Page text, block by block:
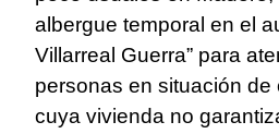
albergue temporal en el
Villarreal Guerra” para
personas en situación de
cuya vivienda no